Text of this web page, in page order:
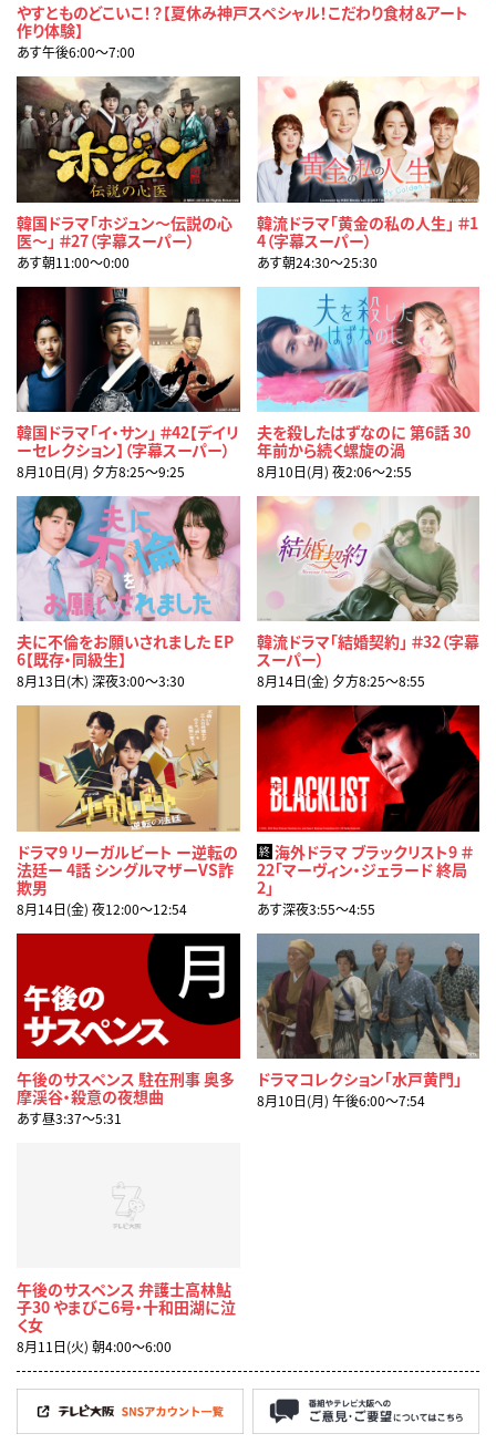
やすとものどこいこ！？【夏休み神戸スペシャル！こだわり食材＆アート
作り体験】
あす午後6:00〜7:00
韓国ドラマ「ホジュン～伝説の心
医～」 ＃27（字幕スーパー）
あす朝11:00〜0:00
韓流ドラマ「黄金の私の人生」 ＃1
4（字幕スーパー）
あす朝24:30〜25:30
韓国ドラマ「イ・サン」 ＃42【デイリ
ーセレクション】（字幕スーパー）
8月10日(月) 夕方8:25〜9:25
夫を殺したはずなのに 第6話 30
年前から続く螺旋の渦
8月10日(月) 夜2:06〜2:55
夫に不倫をお願いされました EP
6【既存・同級生】
8月13日(木) 深夜3:00〜3:30
韓流ドラマ「結婚契約」 ＃32（字幕
スーパー）
8月14日(金) 夕方8:25〜8:55
ドラマ9 リーガルビート ー逆転の
法廷ー 4話 シングルマザーVS詐
欺男
8月14日(金) 夜12:00〜12:54
終 海外ドラマ ブラックリスト9 ＃
22「マーヴィン・ジェラード 終局
2」
あす深夜3:55〜4:55
午後のサスペンス 駐在刑事 奥多
摩渓谷・殺意の夜想曲
あす昼3:37〜5:31
ドラマコレクション「水戸黄門」
8月10日(月) 午後6:00〜7:54
午後のサスペンス 弁護士高林鮎
子30 やまびこ6号・十和田湖に泣
く女
8月11日(火) 朝4:00〜6:00